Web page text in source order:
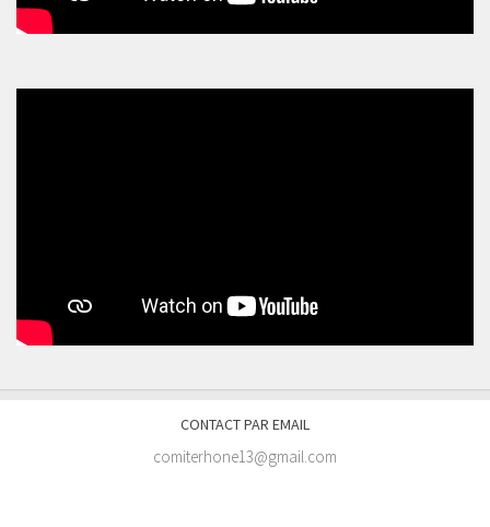
CONTACT PAR EMAIL
comiterhone13@gmail.com